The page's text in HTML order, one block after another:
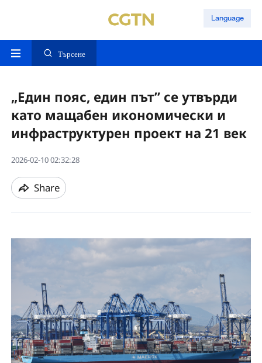
Language
Търсене
„Един пояс, един път” се утвърди
като мащабен икономически и
инфраструктурен проект на 21 век
2026-02-10 02:32:28
Share